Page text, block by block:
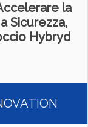
la
Sicurezza,
Hybryd